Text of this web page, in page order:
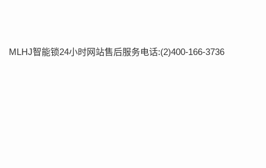
MLHJ智能锁24小时网站售后服务电话:(2)400-166-3736